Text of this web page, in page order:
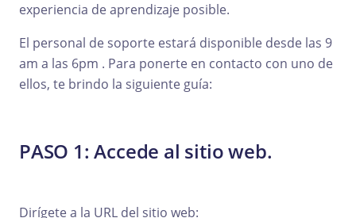
experiencia de aprendizaje posible.
El personal de soporte estará disponible desde las 9
am a las 6pm . Para ponerte en contacto con uno de
ellos, te brindo la siguiente guía:
PASO 1:Accede al sitio web.
Dirígete a la URL del sitio web: